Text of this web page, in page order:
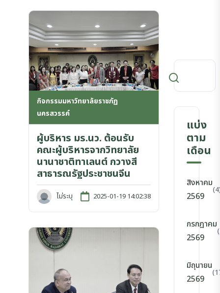
กิจกรรมมหาวิทยาลัยราชภัฏ
นครสวรรค์
ผู้บริหาร มร.นว. ต้อนรับ
คณะผู้บริหารจากวิทยาลัย
นานาชาติทาเลนต์ กวางสี
สาธารณรัฐประชาชนจีน
ไม่ระบุ 2025-01-19 14:02:38
แบ่ง
ตาม
เดือน
สิงหาคม
2569
กรกฎาคม
2569
มิถุนายน
2569